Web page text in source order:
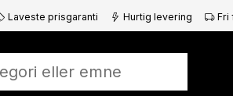
Laveste prisgaranti Hurtig levering Fri